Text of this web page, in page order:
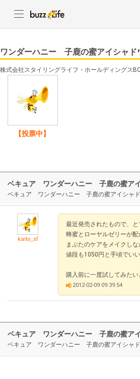
ワンダーハニー 子鹿の蜜アイシャ
株式会社スタイリングライフ・ホールディングス
【投票中】
ベキュア ワンダーハニー 子鹿の蜜ア
ベキュア ワンダーハニー 子鹿の蜜アイシャ
kaito_sf
最近発売されたもので、と
蜂蜜とローヤルゼリーが
まぶたのケアをメイクし
値段も1050円と手頃でい
購入前に一度試してみたい
2012-02-09 09:39:54
ベキュア ワンダーハニー 子鹿の蜜ア
ベキュア ワンダーハニー 子鹿の蜜アイシャド